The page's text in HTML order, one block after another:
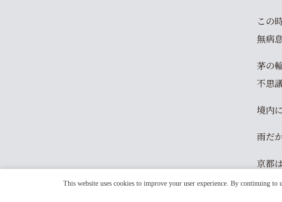
この
無病
茅の
不思
境内
雨だ
京都
少し
This website uses cookies to improve your user experience. By continuing